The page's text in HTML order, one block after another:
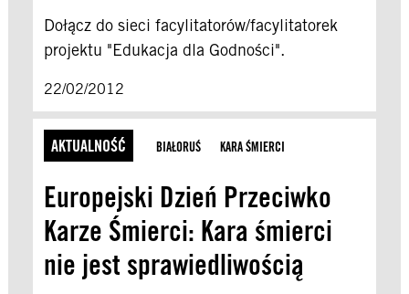
Dołącz do sieci facylitatorów/facylitatorek
projektu "Edukacja dla Godności".
22/02/2012
AKTUALNOŚĆ BIAŁORUŚ KARA ŚMIERCI
Europejski Dzień Przeciwko
Karze Śmierci: Kara śmierci
nie jest sprawiedliwością